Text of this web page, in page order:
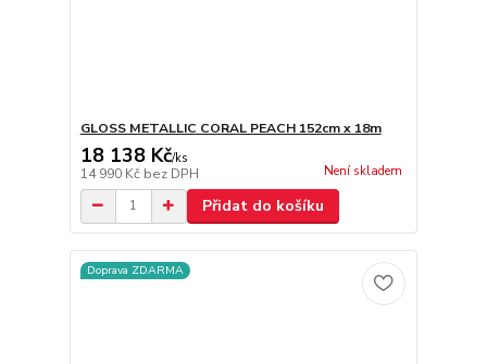
GLOSS METALLIC CORAL PEACH 152cm x 18m
18 138 Kč/ks
14 990 Kč bez DPH Není skladem
Přidat do košíku
Doprava ZDARMA